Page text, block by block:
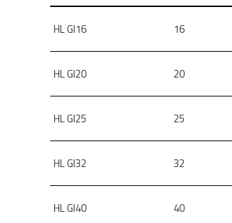
HL GI16 16
HL GI20 20
HL GI25 25
HL GI32 32
HL GI40 40